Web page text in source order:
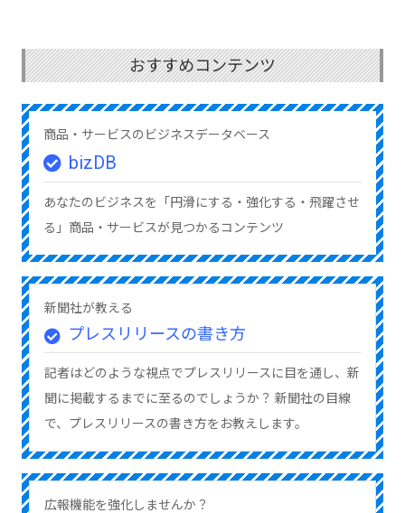
おすすめコンテンツ
商品・サービスのビジネスデータベース
bizDB
あなたのビジネスを「円滑にする・強化する・飛躍させ
る」商品・サービスが見つかるコンテンツ
新聞社が教える
プレスリリースの書き方
記者はどのような視点でプレスリリースに目を通し、新
聞に掲載するまでに至るのでしょうか？ 新聞社の目線
で、プレスリリースの書き方をお教えします。
広報機能を強化しませんか？